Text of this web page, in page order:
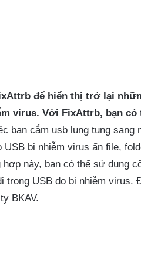
để hiển thị trở lại
virus. Với FixAttrb, bạn
bạn cắm usb lung tung
USB bị nhiễm virus ẩn file,
này, bạn có thể sử dụng
trong USB do bị nhiễm
BKAV.